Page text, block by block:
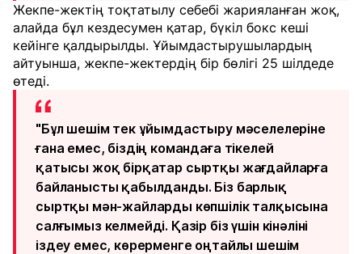
Жекпе-жектің тоқтатылу себебі жарияланған жоқ,
алайда бұл кездесумен қатар, бүкіл бокс кеші
кейінге қалдырылды. Ұйымдастырушылардың
айтуынша, жекпе-жектердің бір бөлігі 25 шілдеде
өтеді.
"Бұл шешім тек ұйымдастыру мәселелеріне
ғана емес, біздің командаға тікелей
қатысы жоқ бірқатар сыртқы жағдайларға
байланысты қабылданды. Біз барлық
сыртқы мән-жайларды көпшілік талқысына
салғымыз келмейді. Қазір біз үшін кінәліні
іздеу емес, көрерменге оңтайлы шешім